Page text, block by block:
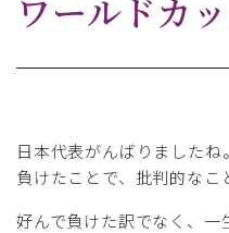
ワールドカ
日本代表がんばりましたね。
負けたことで、批判的なこ
好んで負けた訳でなく、一